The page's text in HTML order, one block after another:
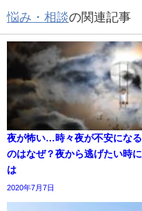
悩み・相談の関連記事
夜が怖い…時々夜が不安になる
のはなぜ？夜から逃げたい時に
は
2020年7月7日